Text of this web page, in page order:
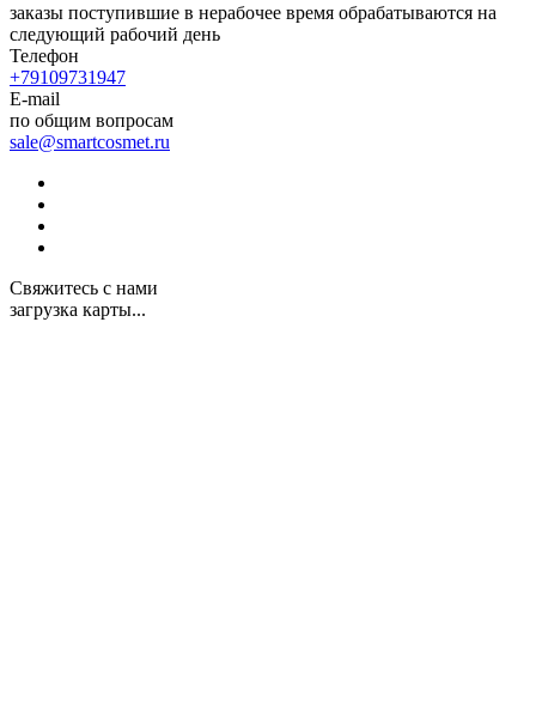
заказы поступившие в нерабочее время обрабатываются на
следующий рабочий день
Телефон
+79109731947
E-mail
по общим вопросам
sale@smartcosmet.ru
Свяжитесь с нами
загрузка карты...